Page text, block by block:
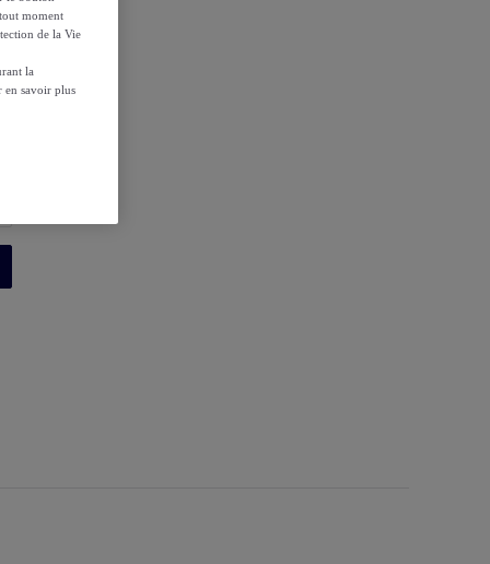
moment
de la Vie
la
en savoir plus